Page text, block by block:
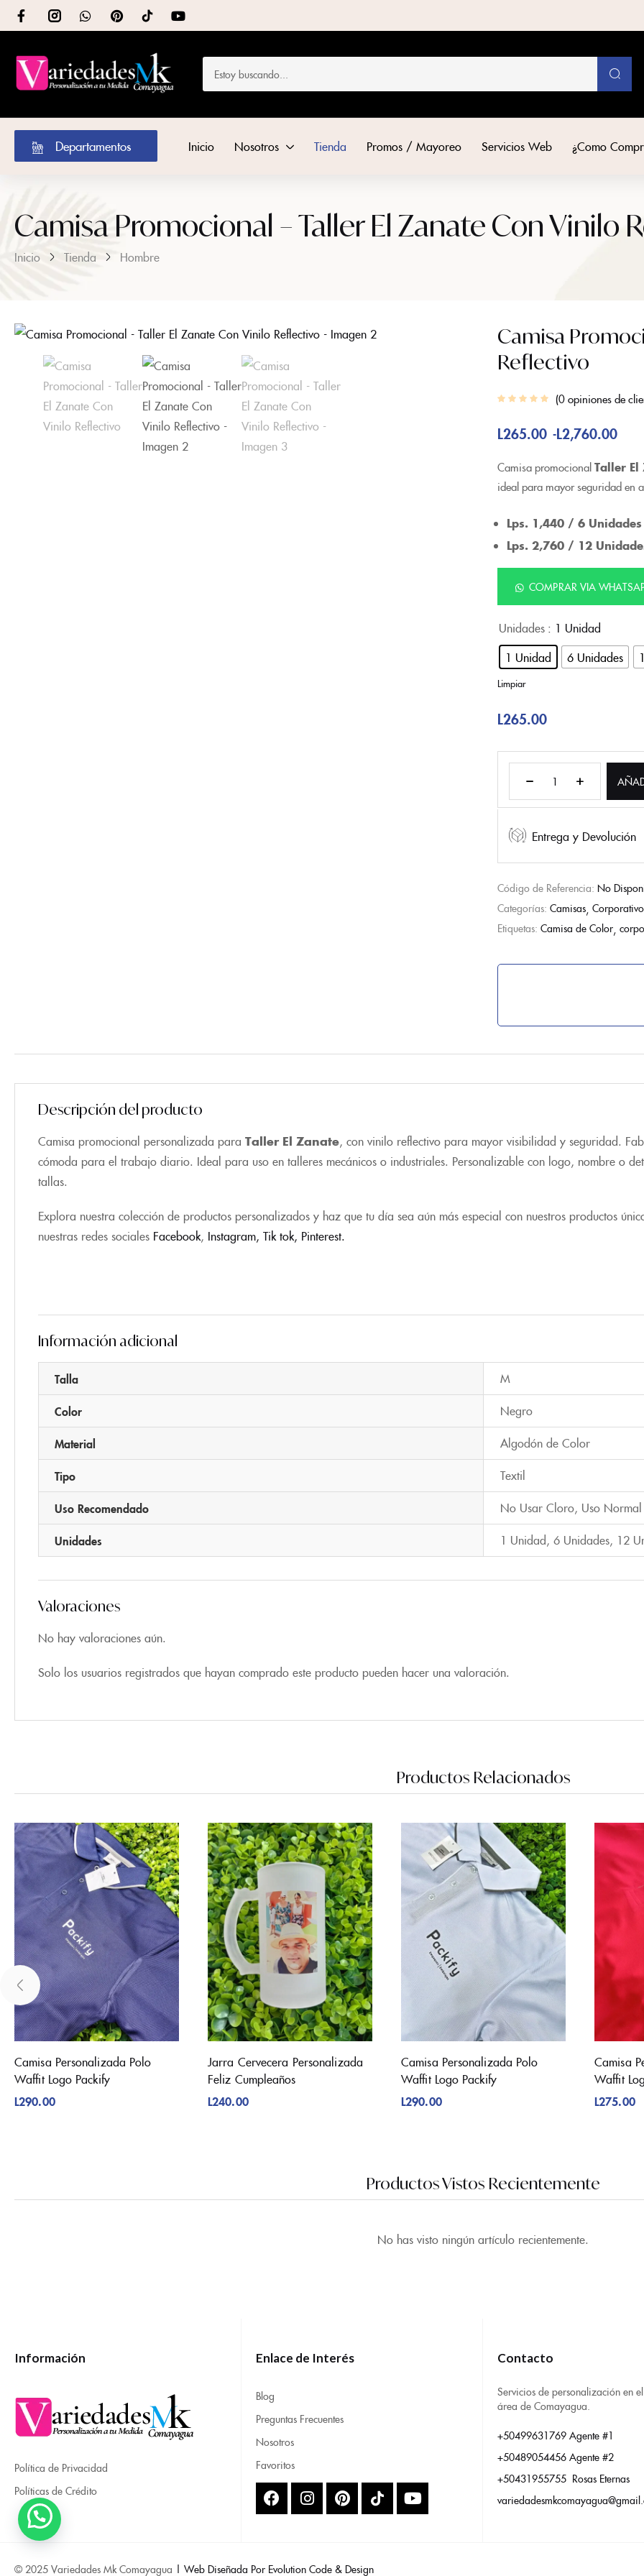
Departamentos Inicio Nosotros Tienda Promos / Mayoreo Servicios Web ¿Como
Camisa Promocional – Taller El Zanate Con Vinilo
Inicio Tienda Hombre
Camisa
Reflectivo
0opiniones de
L265.00 -L2,760.00
Camisa promocionalTaller El
ideal para mayor seguridad en
Lps. 1,440 / 6
Lps. 2,760 / 12
COMPRAR VIA
Unidades : 1 Unidad
1 Unidad
6 Unidades
Limpiar
L265.00
Entrega y Devolución
Código de Referencia: No
Categorías: Camisas
Etiquetas: Camisa de Color
Descripción del producto
Camisa promocional personalizada para Taller El Zanate, con vinilo reflectivo para mayor visibilidad y seguridad.
cómoda para el trabajo diario. Ideal para uso en talleres mecánicos o industriales. Personalizable con logo, nombre o
tallas.
Explora nuestra colección de productos personalizados y haz que tu día sea aún más especial con nuestros productos
nuestras redes sociales Facebook, Instagram, Tik tok, Pinterest.
Información adicional
Talla M
Color Negro
Material Algodón de Color
Tipo Textil
Uso Recomendado No Usar Cloro, Uso Normal
Unidades 1 Unidad, 6 Unidades, 12
Valoraciones
No hay valoraciones aún.
Solo los usuarios registrados que hayan comprado este producto pueden hacer una valoración.
Productos Relacionados
Camisa Personalizada Polo
Waffit Logo Packify
L290.00
Jarra Cervecera Personalizada
Feliz Cumpleaños
L240.00
Camisa Personalizada Polo
Waffit Logo Packify
L290.00
Camisa
Waffit
L275.00
Productos Vistos Recientemente
No has visto ningún artículo recientemente.
Información
Política de Privacidad
Políticas de Crédito
Enlace de Interés
Blog
Preguntas Frecuentes
Nosotros
Favoritos
Contacto
Servicios de personalización en el
área de Comayagua.
+50499631769 Agente #1
+50489054456 Agente #2
+50431955755 Rosas Eternas
© 2025 Variedades Mk Comayagua | Web Diseñada Por Evolution Code & Design